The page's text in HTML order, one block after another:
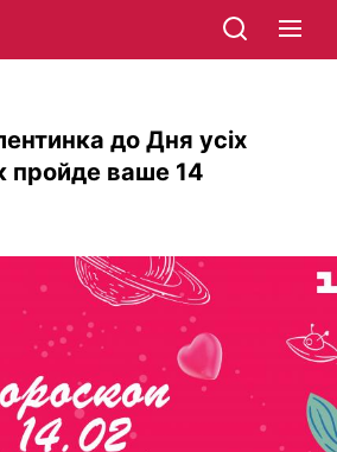
до Дня усіх
пройде ваше 14